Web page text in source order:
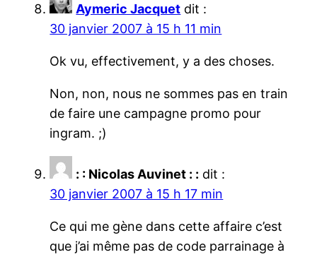
Aymeric Jacquet dit :
30 janvier 2007 à 15 h 11 min
Ok vu, effectivement, y a des choses.
Non, non, nous ne sommes pas en train
de faire une campagne promo pour
ingram. ;)
: : Nicolas Auvinet : : dit :
30 janvier 2007 à 15 h 17 min
Ce qui me gène dans cette affaire c’est
que j’ai même pas de code parrainage à